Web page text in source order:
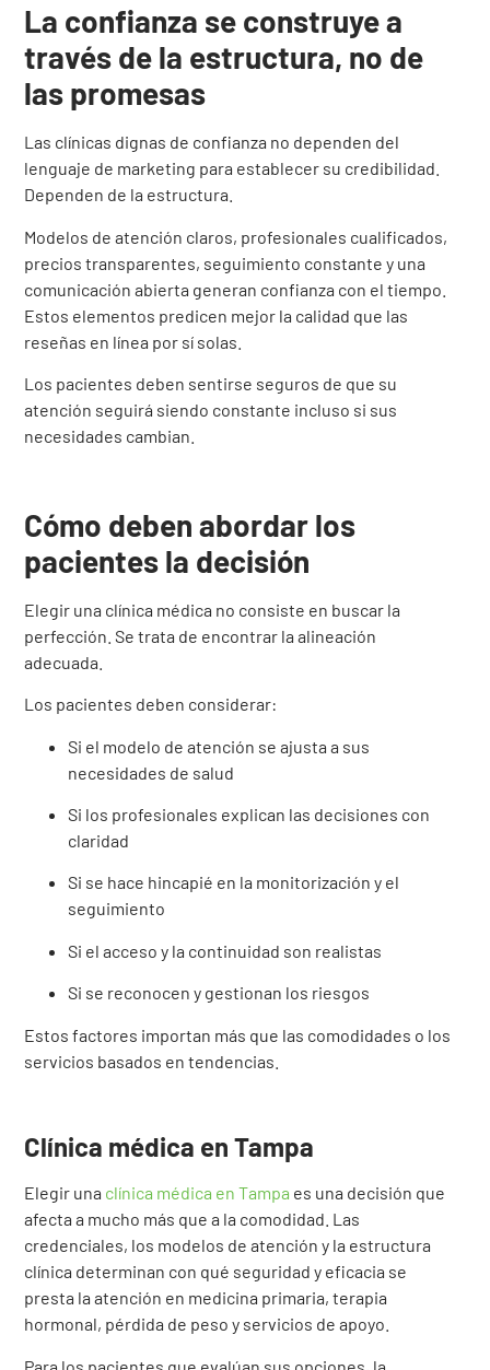
La confianza se construye a
través de la estructura, no de
las promesas
Las clínicas dignas de confianza no dependen del
lenguaje de marketing para establecer su credibilidad.
Dependen de la estructura.
Modelos de atención claros, profesionales cualificados,
precios transparentes, seguimiento constante y una
comunicación abierta generan confianza con el tiempo.
Estos elementos predicen mejor la calidad que las
reseñas en línea por sí solas.
Los pacientes deben sentirse seguros de que su
atención seguirá siendo constante incluso si sus
necesidades cambian.
Cómo deben abordar los
pacientes la decisión
Elegir una clínica médica no consiste en buscar la
perfección. Se trata de encontrar la alineación
adecuada.
Los pacientes deben considerar:
Si el modelo de atención se ajusta a sus
necesidades de salud
Si los profesionales explican las decisiones con
claridad
Si se hace hincapié en la monitorización y el
seguimiento
Si el acceso y la continuidad son realistas
Si se reconocen y gestionan los riesgos
Estos factores importan más que las comodidades o los
servicios basados en tendencias.
Clínica médica en Tampa
Elegir una clínica médica en Tampa es una decisión que
afecta a mucho más que a la comodidad. Las
credenciales, los modelos de atención y la estructura
clínica determinan con qué seguridad y eficacia se
presta la atención en medicina primaria, terapia
hormonal, pérdida de peso y servicios de apoyo.